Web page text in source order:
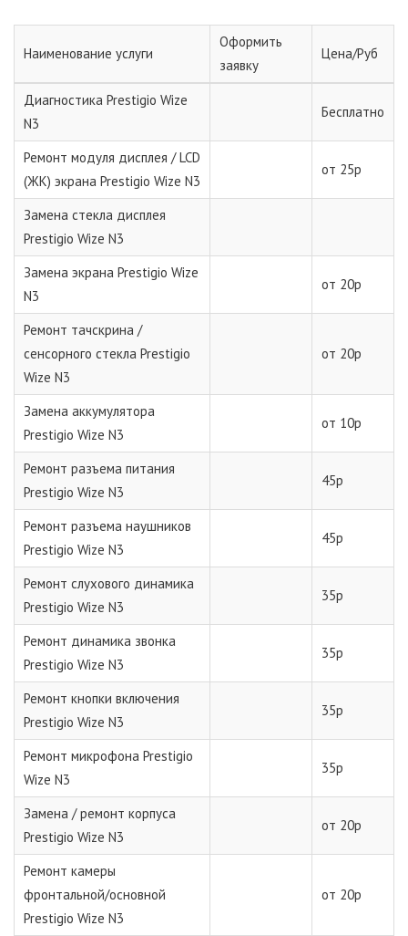
Наименование услуги
Оформить
заявку
Цена/Руб
Диагностика Prestigio Wize
N3
Бесплатно
Ремонт модуля дисплея / LCD
(ЖК) экрана Prestigio Wize N3
от 25р
Замена стекла дисплея
Prestigio Wize N3
Замена экрана Prestigio Wize
N3
от 20р
Ремонт тачскрина /
сенсорного стекла Prestigio
Wize N3
от 20р
Замена аккумулятора
Prestigio Wize N3
от 10р
Ремонт разъема питания
Prestigio Wize N3
45р
Ремонт разъема наушников
Prestigio Wize N3
45р
Ремонт слухового динамика
Prestigio Wize N3
35р
Ремонт динамика звонка
Prestigio Wize N3
35р
Ремонт кнопки включения
Prestigio Wize N3
35р
Ремонт микрофона Prestigio
Wize N3
35р
Замена / ремонт корпуса
Prestigio Wize N3
от 20р
Ремонт камеры
фронтальной/основной
Prestigio Wize N3
от 20р